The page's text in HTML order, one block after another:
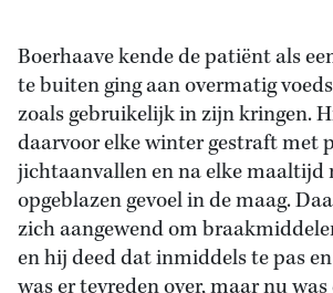
Boerhaave kende de patiënt als
te buiten ging aan overmatig
zoals gebruikelijk in zijn kringen.
daarvoor elke winter gestraft met
jichtaanvallen en na elke maaltijd
opgeblazen gevoel in de maag.
zich aangewend om
en hij deed dat inmiddels te pas